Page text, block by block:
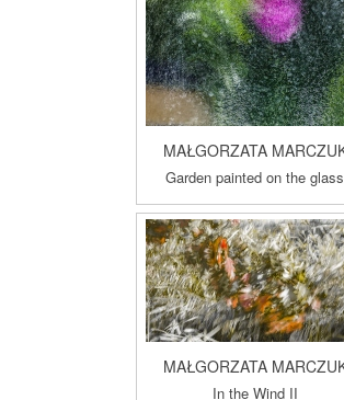
MAŁGORZATA
Garden painted on the glass
MAŁGORZATA
In the Wind II